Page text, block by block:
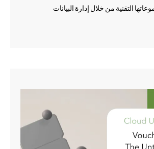
التقنية من خلال إدارة البيانات